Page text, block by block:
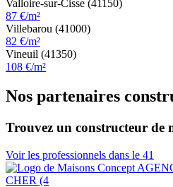
Valloire-sur-Cisse (41150)
87 €/m²
Villebarou (41000)
82 €/m²
Vineuil (41350)
108 €/m²
Nos partenaires
Trouvez un constructeur de
Voir les professionnels dans le 41